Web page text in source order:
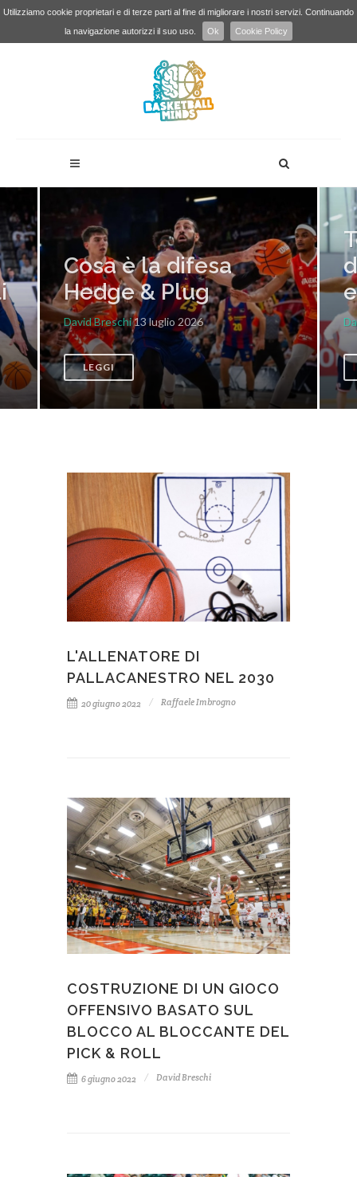
Utilizziamo cookie proprietari e di terze parti al fine di migliorare i nostri servizi. Continuando
la navigazione autorizzi il suo uso.
Ok Cookie Policy
Cosa è la difesa
Hedge & Plug
David Breschi13 luglio 2026
LEGGI
L'ALLENATORE DI
PALLACANESTRO NEL 2030
20 giugno 2022 Raffaele Imbrogno
COSTRUZIONE DI UN GIOCO
OFFENSIVO BASATO SUL
BLOCCO AL BLOCCANTE DEL
PICK & ROLL
6 giugno 2022 David Breschi